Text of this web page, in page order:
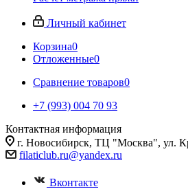
Личный кабинет
Корзина0
Отложенные0
Сравнение товаров0
+7 (993) 004 70 93
Контактная информация
г. Новосибирск, ТЦ "Москва", ул.
filaticlub.ru@yandex.ru
Вконтакте